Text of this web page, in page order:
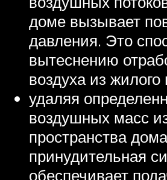
доме вызывает
давления. Это
вытеснению
воздуха из
удаляя
воздушных масс
пространства
принудительная
обеспечивает